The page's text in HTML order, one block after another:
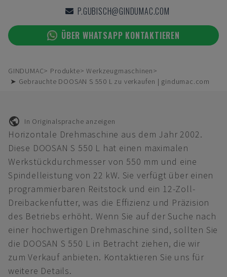
P.GUBISCH@GINDUMAC.COM
ÜBER WHATSAPP KONTAKTIEREN
GINDUMAC Produkte
Werkzeugmaschinen
➤ Gebrauchte DOOSAN S 550 L zu verkaufen | gindumac.com
In Originalsprache anzeigen
Horizontale Drehmaschine aus dem Jahr 2002.
Diese DOOSAN S 550 L hat einen maximalen
Werkstückdurchmesser von 550 mm und eine
Spindelleistung von 22 kW. Sie verfügt über einen
programmierbaren Reitstock und ein 12-Zoll-
Dreibackenfutter, was die Effizienz und Präzision
des Betriebs erhöht. Wenn Sie auf der Suche nach
einer hochwertigen Drehmaschine sind, sollten Sie
die DOOSAN S 550 L in Betracht ziehen, die wir
zum Verkauf anbieten. Kontaktieren Sie uns für
weitere Details.